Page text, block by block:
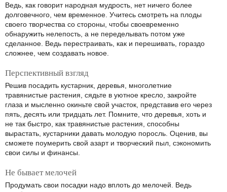
Ведь, как говорит народная мудрость, нет ничего более
долговечного, чем временное. Учитесь смотреть на плоды
своего творчества со стороны, чтобы своевременно
обнаружить нелепость, а не переделывать потом уже
сделанное. Ведь перестраивать, как и перешивать, гораздо
сложнее, чем создавать новое.
Перспективный взгляд
Решив посадить кустарник, деревья, многолетние
травянистые растения, сядьте в уютное кресло, закройте
глаза и мысленно окиньте свой участок, представив его через
пять, десять или тридцать лет. Помните, что деревья, хоть и
не так быстро, как травянистые растения, способны
вырастать, кустарники давать молодую поросль. Оценив, вы
сможете поумерить свой азарт и творческий пыл, сэкономить
свои силы и финансы.
Не бывает мелочей
Продумать свои посадки надо вплоть до мелочей. Ведь